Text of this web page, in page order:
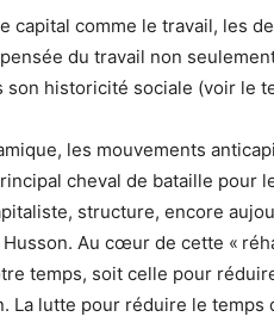
capital comme le travail, les
du travail non
son historicité sociale (voir le
les mouvements
cheval de bataille pour
structure, encore
Au cœur de cette «
temps, soit celle pour
La lutte pour réduire le